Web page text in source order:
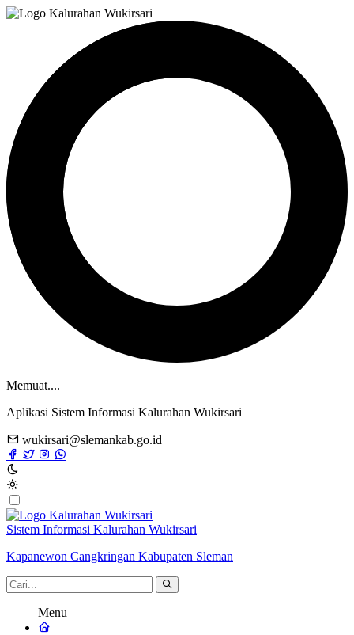
Memuat....
Aplikasi Sistem Informasi Kalurahan Wukirsari
wukirsari@slemankab.go.id
Sistem Informasi Kalurahan Wukirsari
Kapanewon Cangkringan Kabupaten Sleman
Menu